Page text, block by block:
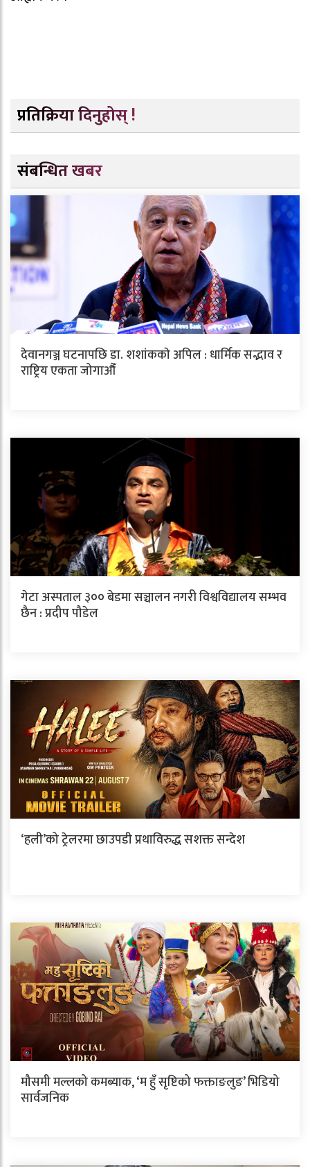
प्रतिक्रिया दिनुहोस् !
संबन्धित खबर
देवानगञ्ज घटनापछि डा. शशांककाे अपिल : धार्मिक सद्भाव र
राष्ट्रिय एकता जोगाऔँ
गेटा अस्पताल ३०० बेडमा सञ्चालन नगरी विश्वविद्यालय सम्भव
छैन : प्रदीप पौडेल
‘हली’को ट्रेलरमा छाउपडी प्रथाविरुद्ध सशक्त सन्देश
मौसमी मल्लको कमब्याक, ‘म हुँ सृष्टिको फक्ताङलुङ’ भिडियो
सार्वजनिक